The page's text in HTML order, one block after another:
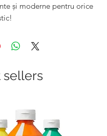
și moderne pentru orice
sellers